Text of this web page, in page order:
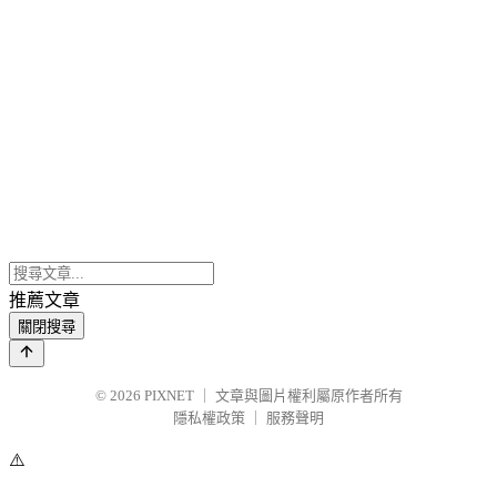
推薦文章
關閉搜尋
© 2026 PIXNET
文章與圖片權利屬原作者所有
隱私權政策
服務聲明
⚠️